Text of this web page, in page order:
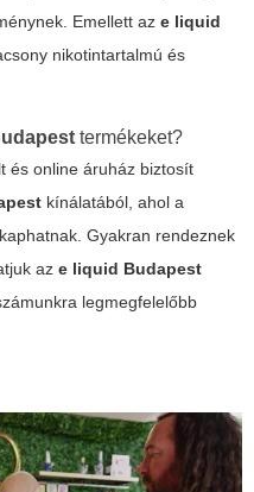
Emellett az e liquid
nikotintartalmú és
termékeket?
és online áruház biztosít
kínálatából, ahol a
Gyakran rendeznek
az e liquid Budapest
legmegfelelőbb